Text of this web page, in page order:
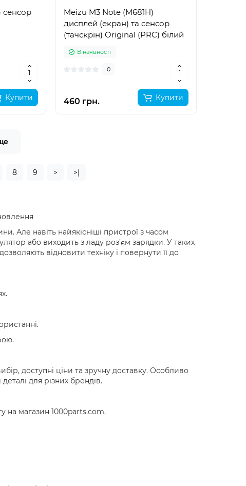
сенсор
Купити
Meizu M3 Note (M681H)
дисплей (екран) та сенсор
(тачскрін) Original (PRC) білий
В наявності
0
460 грн. Купити
8 9 > >|
Але навіть найякісніші пристрої з часом
або виходить з ладу роз’єм зарядки. У таких
відновити техніку і повернути її до
доступні ціни та зручну доставку. Особливо
для різних брендів.
на магазин 1000parts.com.